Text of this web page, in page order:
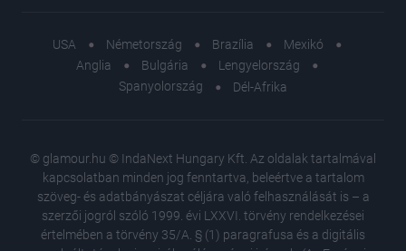
USA Németország Brazília
Mexikó
Anglia
Bulgária
Lengyelország
Spanyolország
Dél-Afrika
© glamour.hu © IndaNext Hungary Kft. Az oldalak tartalmával
kapcsolatban minden jog fenntartva, beleértve a tartalom
szöveg- és adatbányászat céljára való felhasználását is – a
szerzői jogról szóló 1999. évi LXXVI. törvény rendelkezései
értelmében a törvény 35/A. § (1) paragrafusa és a digitális